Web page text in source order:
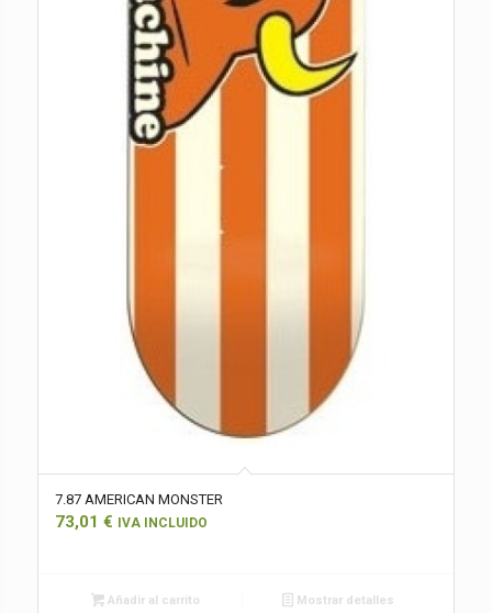
7.87 AMERICAN MONSTER
73,01 € IVA INCLUIDO
Añadir al carrito Mostrar detalles